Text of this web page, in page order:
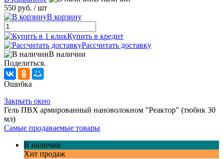
550 руб. / шт
В корзину
Купить в кредит
Рассчитать доставку
В наличии
Поделиться.
Ошибка
Закрыть окно
Гель ПВХ армированный нановолокном "Реактор" (тюбик 30
мл)
Самые продаваемые товары
В наличии
Хит продаж